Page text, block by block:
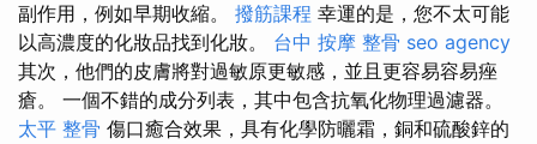
副作用，例如早期收縮。 撥筋課程 幸運的是，您不太可能
以高濃度的化妝品找到化妝。 台中 按摩 整骨 seo agency
其次，他們的皮膚將對過敏原更敏感，並且更容易容易痤
瘡。 一個不錯的成分列表，其中包含抗氧化物理過濾器。
太平 整骨 傷口癒合效果，具有化學防曬霜，銅和硫酸鋅的